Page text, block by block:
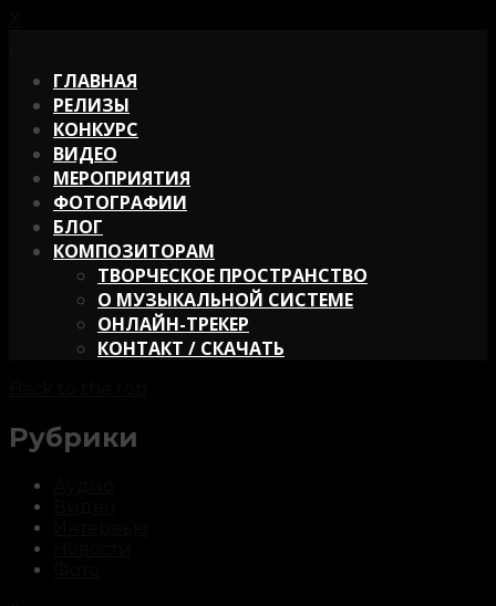
ГЛАВНАЯ
РЕЛИЗЫ
КОНКУРС
ВИДЕО
МЕРОПРИЯТИЯ
ФОТОГРАФИИ
БЛОГ
КОМПОЗИТОРАМ
ТВОРЧЕСКОЕ ПРОСТРАНСТВО
О МУЗЫКАЛЬНОЙ СИСТЕМЕ
ОНЛАЙН-ТРЕКЕР
КОНТАКТ / СКАЧАТЬ
Рубрики